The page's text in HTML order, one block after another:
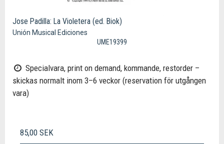
Jose Padilla: La Violetera (ed. Biok)
Unión Musical Ediciones
UME19399
Specialvara, print on demand, kommande, restorder –
skickas normalt inom 3–6 veckor (reservation för utgången
vara)
85,00 SEK